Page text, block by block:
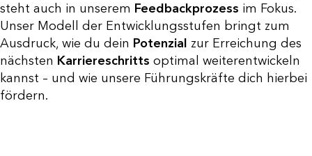
steht auch in unserem Feedbackprozess im Fokus.
Unser Modell der Entwicklungsstufen bringt zum
Ausdruck, wie du dein Potenzial zur Erreichung des
nächsten Karriereschritts optimal weiterentwickeln
kannst – und wie unsere Führungskräfte dich hierbei
fördern.